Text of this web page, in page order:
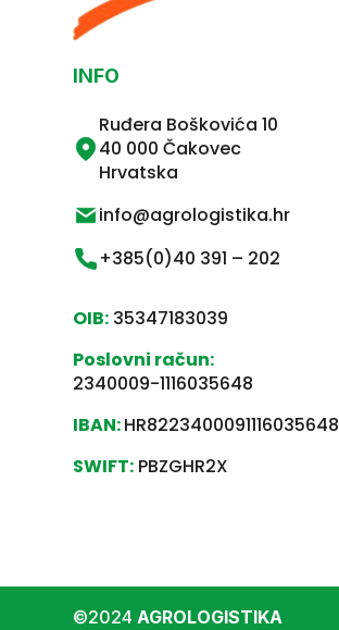
INFO
Ruđera Boškovića 10
40 000 Čakovec
Hrvatska
info@agrologistika.hr
+385(0)40 391 – 202
OIB: 35347183039
Poslovni račun:
2340009-1116035648
IBAN:HR8223400091116035648
SWIFT: PBZGHR2X
©2024 AGROLOGISTIKA